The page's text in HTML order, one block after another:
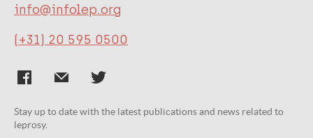
info@infolep.org
(+31) 20 595 0500
Stay up to date with the latest publications and news related to
leprosy.